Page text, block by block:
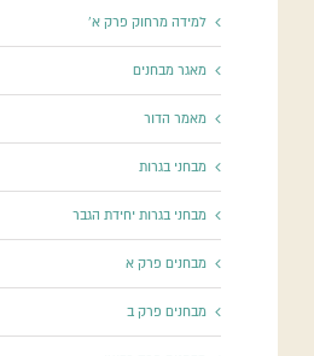
למידה מרחוק פרק א'
מאגר מבחנים
מאמר הדור
מבחני בגרות
מבחני בגרות יחידת הגבר
מבחנים פרק א
מבחנים פרק ב